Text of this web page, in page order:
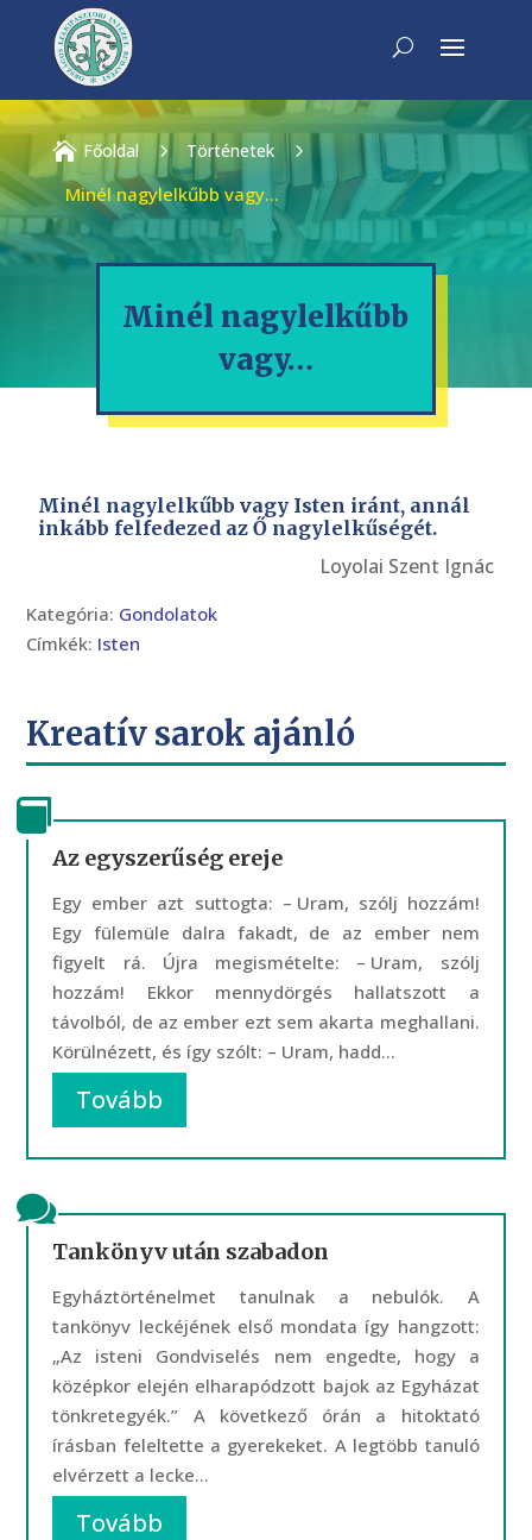
 Főoldal 5 Történetek 5
Minél nagylelkűbb vagy…
Minél nagylelkűbb
vagy…
Minél nagylelkűbb vagy Isten iránt, annál
inkább felfedezed az Ő nagylelkűségét.
Loyolai Szent Ignác
Kategória: Gondolatok
Címkék: Isten
Kreatív sarok ajánló
Az egyszerűség ereje
Egy ember azt suttogta: – Uram, szólj hozzám!
Egy fülemüle dalra fakadt, de az ember nem
figyelt rá. Újra megismételte: – Uram, szólj
hozzám! Ekkor mennydörgés hallatszott a
távolból, de az ember ezt sem akarta meghallani.
Körülnézett, és így szólt: – Uram, hadd...
Tovább
Tankönyv után szabadon
Egyháztörténelmet tanulnak a nebulók. A
tankönyv leckéjének első mondata így hangzott:
„Az isteni Gondviselés nem engedte, hogy a
középkor elején elharapódzott bajok az Egyházat
tönkretegyék.” A következő órán a hitoktató
írásban feleltette a gyerekeket. A legtöbb tanuló
elvérzett a lecke...
Tovább